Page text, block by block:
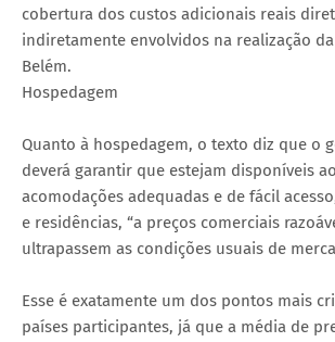
cobertura dos custos adicionais reais
indiretamente envolvidos na realização
Belém.
Hospedagem
Quanto à hospedagem, o texto diz que o
deverá garantir que estejam disponíveis
acomodações adequadas e de fácil
e residências, “a preços comerciais
ultrapassem as condições usuais de
Esse é exatamente um dos pontos mais
países participantes, já que a média de